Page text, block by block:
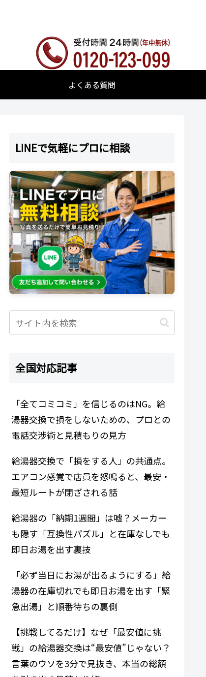
よくある質問
LINEで気軽にプロに相談
全国対応記事
「全てコミコミ」を信じるのはNG。給
湯器交換で損をしないための、プロとの
電話交渉術と見積もりの見方
給湯器交換で「損をする人」の共通点。
エアコン感覚で店員を怒鳴ると、最安・
最短ルートが閉ざされる話
給湯器の「納期1週間」は嘘？メーカー
も隠す「互換性パズル」と在庫なしでも
即日お湯を出す裏技
「必ず当日にお湯が出るようにする」給
湯器の在庫切れでも即日お湯を出す「緊
急出湯」と順番待ちの裏側
【挑戦してるだけ】なぜ「最安値に挑
戦」の給湯器交換は“最安値”じゃない？
言葉のウソを3分で見抜き、本当の総額